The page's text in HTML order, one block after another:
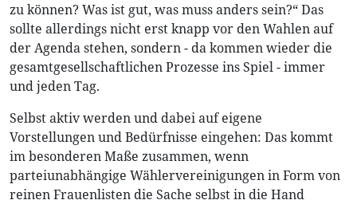
zu können? Was ist gut, was muss anders sein?“ Das
sollte allerdings nicht erst knapp vor den Wahlen auf
der Agenda stehen, sondern - da kommen wieder die
gesamtgesellschaftlichen Prozesse ins Spiel - immer
und jeden Tag.
Selbst aktiv werden und dabei auf eigene
Vorstellungen und Bedürfnisse eingehen: Das kommt
im besonderen Maße zusammen, wenn
parteiunabhängige Wählervereinigungen in Form von
reinen Frauenlisten die Sache selbst in die Hand